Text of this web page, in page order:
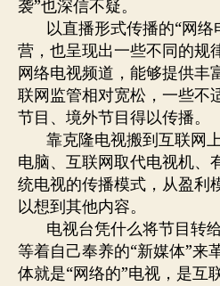
袭”也深信不疑。
以直播形式传播的“网络
营，也呈现出一些不同的规
网络电视频道，能够提供丰
联网监管相对宽松，一些不
节目、境外节目得以传播。
靠克隆电视搬到互联网上
电脑、互联网取代电视机、
统电视的传播模式，从盈利
以想到其他内容。
电视台凭什么将节目转
等着自己奉养的“新媒体”来
体就是“网络的”电视，是互